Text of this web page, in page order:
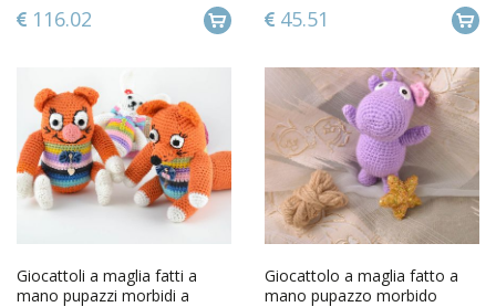
uncinetto
116.02 45.51
Giocattoli a maglia fatti a
mano pupazzi morbidi a
Giocattolo a maglia fatto a
mano pupazzo morbido